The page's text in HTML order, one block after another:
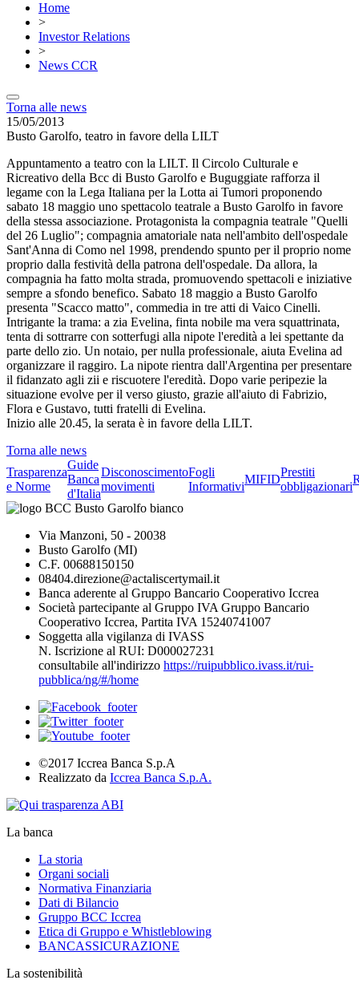
Home
>
Investor Relations
>
News CCR
Torna alle news
15/05/2013
Busto Garolfo, teatro in favore della LILT
Appuntamento a teatro con la LILT. Il Circolo Culturale e
Ricreativo della Bcc di Busto Garolfo e Buguggiate rafforza il
legame con la Lega Italiana per la Lotta ai Tumori proponendo
sabato 18 maggio uno spettacolo teatrale a Busto Garolfo in favore
della stessa associazione. Protagonista la compagnia teatrale "Quelli
del 26 Luglio"; compagnia amatoriale nata nell'ambito dell'ospedale
Sant'Anna di Como nel 1998, prendendo spunto per il proprio nome
proprio dalla festività della patrona dell'ospedale. Da allora, la
compagnia ha fatto molta strada, promuovendo spettacoli e iniziative
sempre a sfondo benefico. Sabato 18 maggio a Busto Garolfo
presenta "Scacco matto", commedia in tre atti di Vaico Cinelli.
Intrigante la trama: a zia Evelina, finta nobile ma vera squattrinata,
tenta di sottrarre con sotterfugi alla nipote l'eredità a lei spettante da
parte dello zio. Un notaio, per nulla professionale, aiuta Evelina ad
organizzare il raggiro. La nipote rientra dall'Argentina per presentare
il fidanzato agli zii e riscuotere l'eredità. Dopo varie peripezie la
situazione evolve per il verso giusto, grazie all'aiuto di Fabrizio,
Flora e Gustavo, tutti fratelli di Evelina.
Inizio alle 20.45, la serata è in favore della LILT.
Torna alle news
Trasparenza
e Norme
Guide
Banca
d'Italia
Disconoscimento
movimenti
Fogli
Informativi
MIFID
Prestiti
obbligazionari
Via Manzoni, 50 - 20038
Busto Garolfo (MI)
C.F. 00688150150
08404.direzione@actaliscertymail.it
Banca aderente al Gruppo Bancario Cooperativo Iccrea
Società partecipante al Gruppo IVA Gruppo Bancario
Cooperativo Iccrea, Partita IVA 15240741007
Soggetta alla vigilanza di IVASS
N. Iscrizione al RUI: D000027231
consultabile all'indirizzo https://ruipubblico.ivass.it/rui-
pubblica/ng/#/home
©2017 Iccrea Banca S.p.A
Realizzato da Iccrea Banca S.p.A.
La banca
La storia
Organi sociali
Normativa Finanziaria
Dati di Bilancio
Gruppo BCC Iccrea
Etica di Gruppo e Whistleblowing
BANCASSICURAZIONE
La sostenibilità